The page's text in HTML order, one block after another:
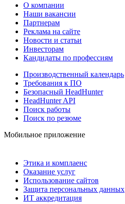
О компании
Наши вакансии
Партнерам
Реклама на сайте
Новости и статьи
Инвесторам
Кандидаты по профессиям
Производственный календарь
Требования к ПО
Безопасный HeadHunter
HeadHunter API
Поиск работы
Поиск по резюме
Мобильное приложение
Этика и комплаенс
Оказание услуг
Использование сайтов
Защита персональных данных
ИТ аккредитация